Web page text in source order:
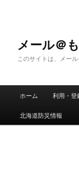
メール＠
このサイトは、メー
メ
ホーム 利用・登
北海道防災情報